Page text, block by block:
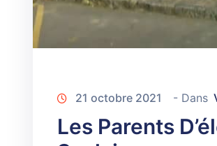
21 octobre 2021 - Dans
Les Parents